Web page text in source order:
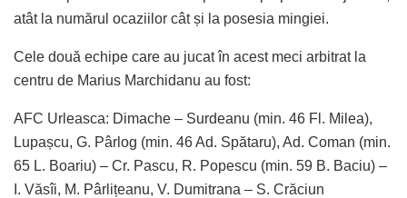
atât la numărul ocaziilor cât și la posesia mingiei.
Cele două echipe care au jucat în acest meci arbitrat la
centru de Marius Marchidanu au fost:
AFC Urleasca: Dimache – Surdeanu (min. 46 Fl. Milea),
Lupașcu, G. Pârlog (min. 46 Ad. Spătaru), Ad. Coman (min.
65 L. Boariu) – Cr. Pascu, R. Popescu (min. 59 B. Baciu) –
I. Văsîi, M. Pârlițeanu, V. Dumitrana – S. Crăciun